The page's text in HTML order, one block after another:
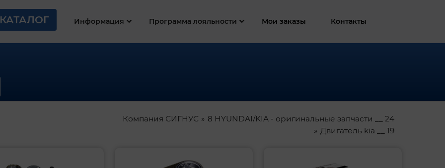
КАТАЛОГ Информация Программа лояльности Мои заказы Контакты
Компания СИГНУС
8 HYUNDAI/KIA - оригинальные запчасти __ 24
Двигатель kia __ 19